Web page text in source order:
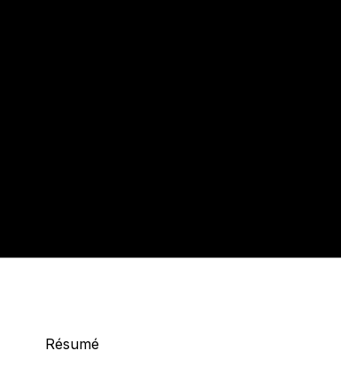
Résumé